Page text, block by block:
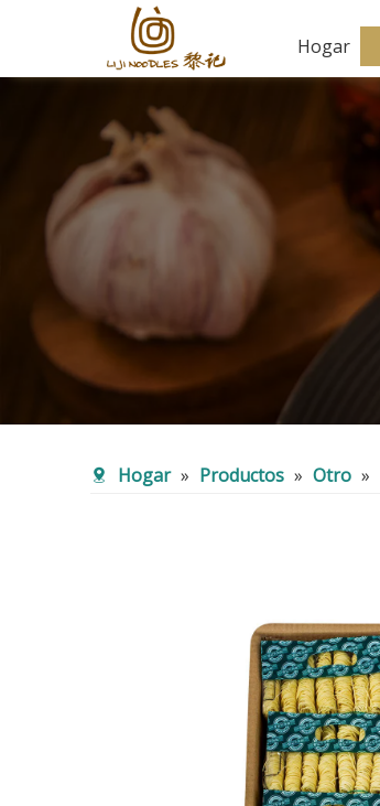
Hogar
Hogar » Productos » Otro »